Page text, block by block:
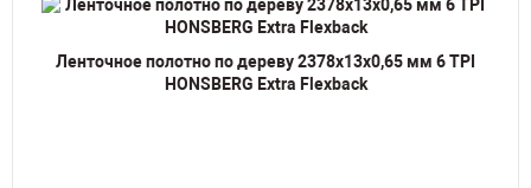
Ленточное полотно по дереву 2378х13х0,65 мм 6 TPI
HONSBERG Extra Flexback